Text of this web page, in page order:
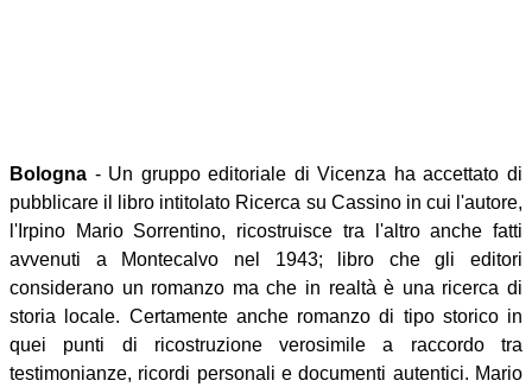
Bologna - Un gruppo editoriale di Vicenza ha accettato di
pubblicare il libro intitolato Ricerca su Cassino in cui l'autore,
l'Irpino Mario Sorrentino, ricostruisce tra l'altro anche fatti
avvenuti a Montecalvo nel 1943; libro che gli editori
considerano un romanzo ma che in realtà è una ricerca di
storia locale. Certamente anche romanzo di tipo storico in
quei punti di ricostruzione verosimile a raccordo tra
testimonianze, ricordi personali e documenti autentici. Mario